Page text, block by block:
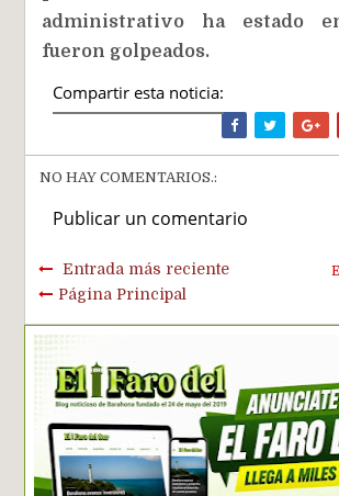
administrativo ha estado
fueron golpeados.
Compartir esta noticia:
NO HAY COMENTARIOS.:
Publicar un comentario
Entrada más reciente
Página Principal